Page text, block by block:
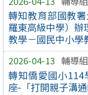
轉知教育部國教
羅東高級中學）
教學－國民中小學
2026-04-13 輔導組
轉知僑愛國小
座-「打開親子溝通